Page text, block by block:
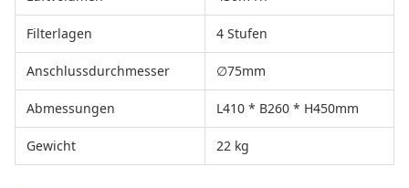
Filterlagen 4 Stufen
Anschlussdurchmesser ∅75mm
Abmessungen L410 * B260 * H450mm
Gewicht 22 kg